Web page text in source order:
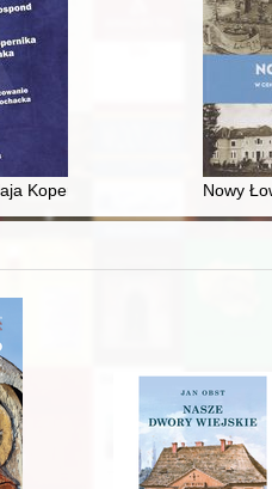
Kopernika z rodu ŚlązakaNowy